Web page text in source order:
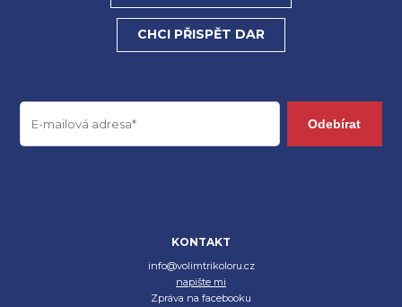
CHCI PŘISPĚT DAR
Odebírat
KONTAKT
info@volimtrikoloru.cz
napište mi
Zpráva na facebooku